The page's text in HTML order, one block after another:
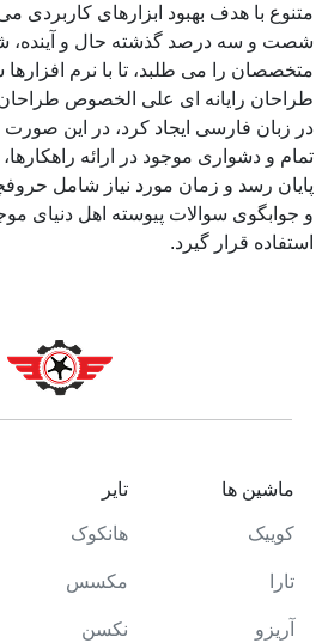
متنوع با هدف بهبود ابزارهای کاربردی
شصت و سه درصد گذشته حال و آینده،
متخصصان را می طلبد، تا با نرم
طراحان رایانه ای علی الخصوص
در زبان فارسی ایجاد کرد، در این
تمام و دشواری موجود در ارائه
پایان رسد و زمان مورد نیاز شامل
و جوابگوی سوالات پیوسته اهل دنیای
استفاده قرار گیرد.
ماشین ها
کوییک
تارا
آریزو
تایر
هانکوک
مکسس
نکسن